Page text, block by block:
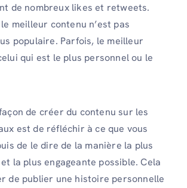
de nombreux likes et retweets.
meilleur contenu n’est pas
populaire. Parfois, le meilleur
qui est le plus personnel ou le
de créer du contenu sur les
est de réfléchir à ce que vous
de le dire de la manière la plus
la plus engageante possible. Cela
de publier une histoire personnelle